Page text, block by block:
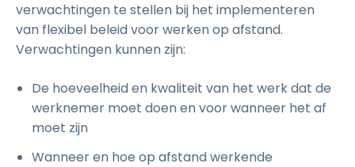
verwachtingen te stellen bij het implementeren
van flexibel beleid voor werken op afstand.
Verwachtingen kunnen zijn:
De hoeveelheid en kwaliteit van het werk dat de
werknemer moet doen en voor wanneer het af
moet zijn
Wanneer en hoe op afstand werkende